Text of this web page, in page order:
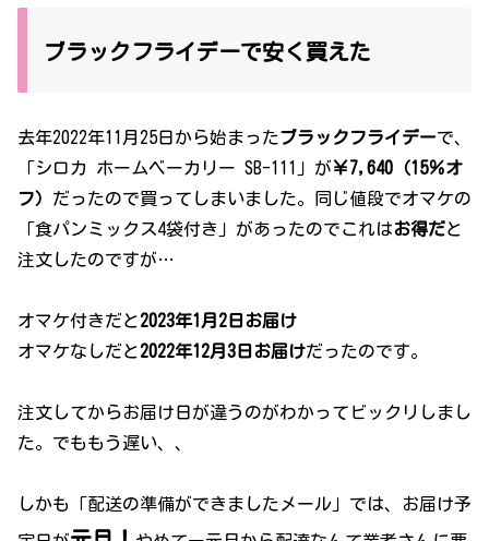
ブラックフライデーで安く買えた
去年2022年11月25日から始まったブラックフライデーで、
「シロカ ホームベーカリー SB-111」が￥7,640（15％オ
フ） だったので買ってしまいました。同じ値段でオマケの
「食パンミックス4袋付き」があったのでこれはお得だと
注文したのですが…
オマケ付きだと2023年1月2日お届け
オマケなしだと2022年12月3日お届けだったのです。
注文してからお届け日が違うのがわかってビックリしまし
た。でももう遅い、、
しかも「配送の準備ができましたメール」では、お届け予